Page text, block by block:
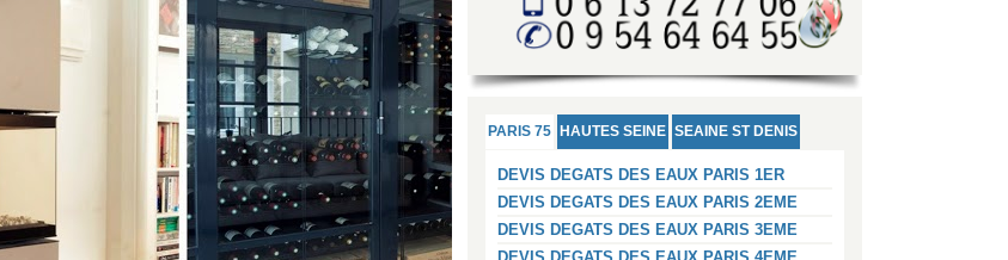
PARIS 75 HAUTES SEINE SEAINE ST DENIS
DEVIS DEGATS DES EAUX PARIS 1ER
DEVIS DEGATS DES EAUX PARIS 2EME
DEVIS DEGATS DES EAUX PARIS 3EME